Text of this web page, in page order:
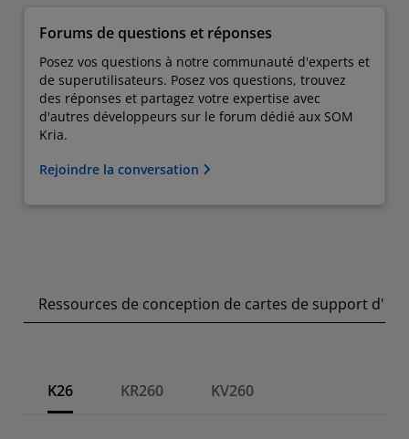
Forums de questions et réponses
Posez vos questions à notre communauté d'experts et
de superutilisateurs. Posez vos questions, trouvez
des réponses et partagez votre expertise avec
d'autres développeurs sur le forum dédié aux SOM
Kria.
Rejoindre la conversation
Ressources de conception de cartes de support
K26 KR260 KV260